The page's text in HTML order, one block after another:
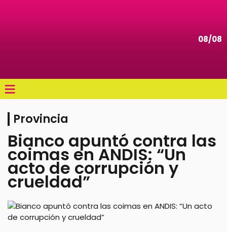
08/08
≡
Provincia
Bianco apuntó contra las
coimas en ANDIS: “Un
acto de corrupción y
crueldad”